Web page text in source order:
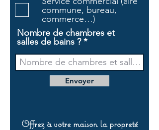
commune, bureau,
commerce…)
Nombre de chambres et
salles de bains ?
Envoyer
Offrez à votre maison la propreté